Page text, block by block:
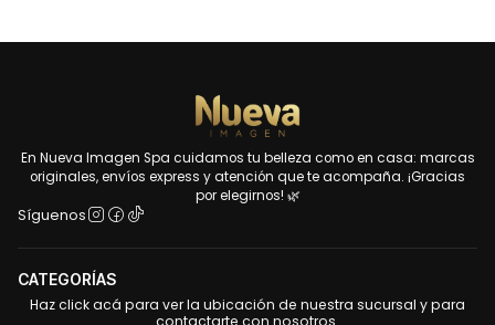
En Nueva Imagen Spa cuidamos tu belleza como en casa: marcas
originales, envíos express y atención que te acompaña. ¡Gracias
por elegirnos! 🌿
Síguenos
CATEGORÍAS
Haz click acá para ver la ubicación de nuestra sucursal y para